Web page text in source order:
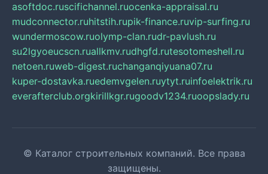
asoftdoc.ruscifichannel.ruocenka-appraisal.ru
mudconnector.ruhitstih.rupik-finance.ruvip-surfing.ru
wundermoscow.ruolymp-clan.rudr-pavlush.ru
su2lgyoeucscn.ruallkmv.rudhgfd.rutesotomeshell.ru
netoen.ruweb-digest.ruchanganqiyuana07.ru
kuper-dostavka.ruedemvgelen.ruytyt.ruinfoelektrik.ru
everafterclub.orgkirillkgr.rugoodv1234.ruoopslady.ru
© Каталог строительных компаний. Все права
защищены.